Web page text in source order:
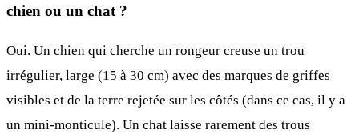
chien ou un chat ?
Oui. Un chien qui cherche un rongeur creuse un trou
irrégulier, large (15 à 30 cm) avec des marques de griffes
visibles et de la terre rejetée sur les côtés (dans ce cas, il y a
un mini-monticule). Un chat laisse rarement des trous